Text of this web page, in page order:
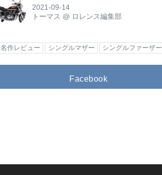
2021-09-14
トーマス @ ロレンス編集部
名作レビュー シングルマザー シングルファーザー
Facebook